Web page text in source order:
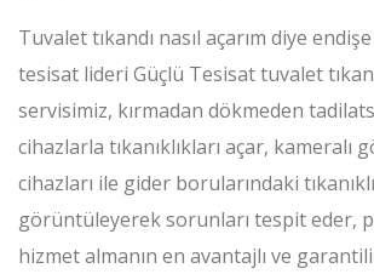
Tuvalet tıkandı nasıl açarım diye
tesisat lideri Güçlü Tesisat tuvalet
servisimiz, kırmadan dökmeden
cihazlarla tıkanıklıkları açar, kameralı
cihazları ile gider borularındaki
görüntüleyerek sorunları tespit eder,
hizmet almanın en avantajlı ve